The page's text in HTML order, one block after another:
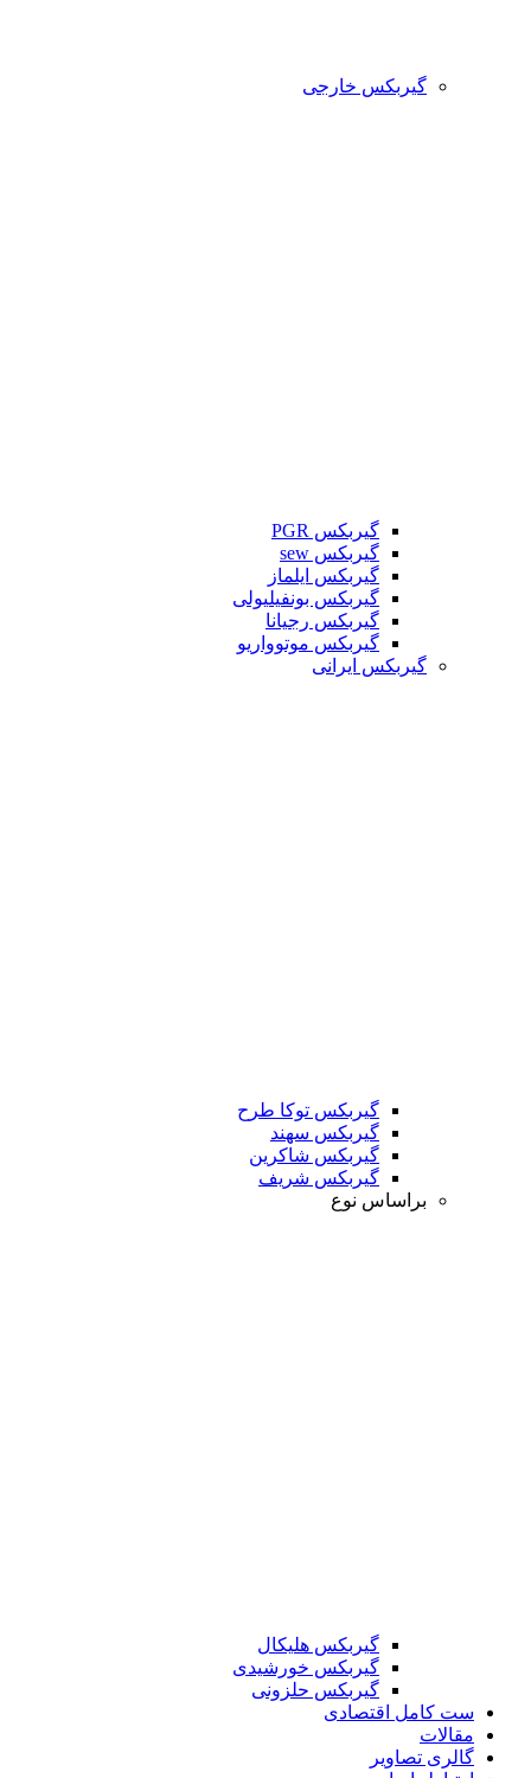
گیربکس خارجی
گیربکس PGR
گیربکس sew
گیربکس ایلماز
گیربکس بونفیلیولی
گیربکس رجیانا
گیربکس موتوواریو
گیربکس ایرانی
گیربکس توکا طرح
گیربکس سهند
گیربکس شاکرین
گیربکس شریف
براساس نوع
گیربکس هلیکال
گیربکس خورشیدی
گیربکس حلزونی
ست کامل اقتصادی
مقالات
گالری تصاویر